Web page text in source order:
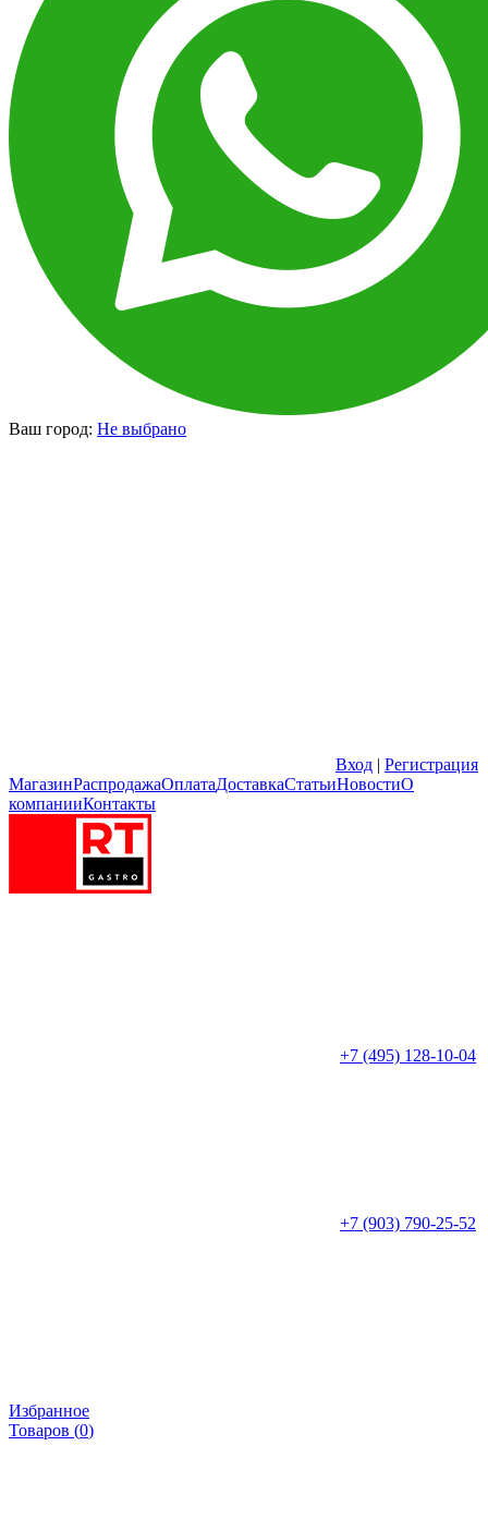
Ваш город: Не выбрано
Вход | Регистрация
МагазинРаспродажаОплатаДоставкаСтатьиНовостиО
компанииКонтакты
+7 (495) 128-10-04
+7 (903) 790-25-52
Избранное
Товаров (0)